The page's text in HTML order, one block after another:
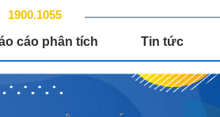
1900.1055
cáo phân tích Tin tức